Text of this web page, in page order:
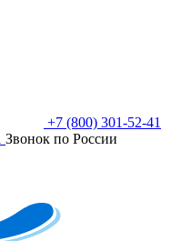
+7 (800) 301-52-41
Звонок по России